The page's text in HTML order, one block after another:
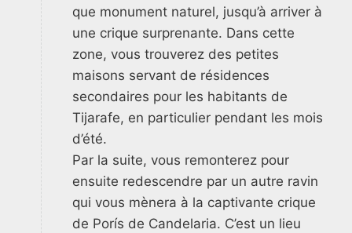
que monument naturel, jusqu’à arriver à
une crique surprenante. Dans cette
zone, vous trouverez des petites
maisons servant de résidences
secondaires pour les habitants de
Tijarafe, en particulier pendant les mois
d’été.
Par la suite, vous remonterez pour
ensuite redescendre par un autre ravin
qui vous mènera à la captivante crique
de Porís de Candelaria. C’est un lieu